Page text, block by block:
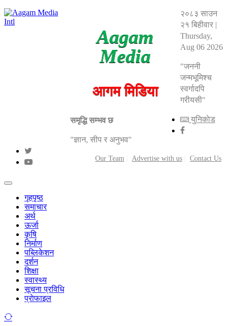
Aagam
Media
आगम मिडिया
समृद्धि सम्भव छ
"ज्ञान, सीप र अनुभव"
Our Team Advertise with us Contact Us
२०८३ साउन
२१ बिहीवार|
Thursday,
Aug 06 2026
"जननी
जन्मभूमिश्च
स्वर्गादपि
गरीयसी"
युनिकाेड
गृहपृष्ठ
समाचार
अर्थ
ऊर्जा
कृषि
निर्माण
पब्लिकेशन
दर्शन
शिक्षा
स्वास्थ्य
सूचना प्रविधि
प्राेफाइल